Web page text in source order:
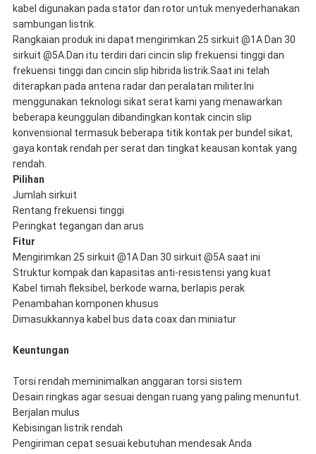
kabel digunakan pada stator dan rotor untuk menyederhanakan
sambungan listrik.
Rangkaian produk ini dapat mengirimkan 25 sirkuit @1A Dan 30
sirkuit @5A.Dan itu terdiri dari cincin slip frekuensi tinggi dan
frekuensi tinggi dan cincin slip hibrida listrik.Saat ini telah
diterapkan pada antena radar dan peralatan militer.Ini
menggunakan teknologi sikat serat kami yang menawarkan
beberapa keunggulan dibandingkan kontak cincin slip
konvensional termasuk beberapa titik kontak per bundel sikat,
gaya kontak rendah per serat dan tingkat keausan kontak yang
rendah.
Pilihan
Jumlah sirkuit
Rentang frekuensi tinggi
Peringkat tegangan dan arus
Fitur
Mengirimkan 25 sirkuit @1A Dan 30 sirkuit @5A saat ini
Struktur kompak dan kapasitas anti-resistensi yang kuat
Kabel timah fleksibel, berkode warna, berlapis perak
Penambahan komponen khusus
Dimasukkannya kabel bus data coax dan miniatur
Keuntungan
Torsi rendah meminimalkan anggaran torsi sistem
Desain ringkas agar sesuai dengan ruang yang paling menuntut.
Berjalan mulus
Kebisingan listrik rendah
Pengiriman cepat sesuai kebutuhan mendesak Anda